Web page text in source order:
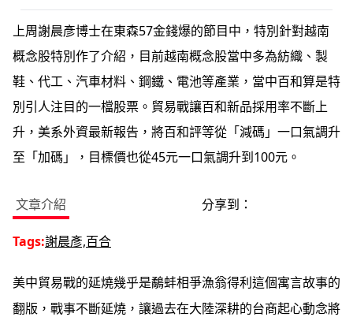
上周謝晨彥博士在東森57金錢爆的節目中，特別針對越南
概念股特別作了介紹，目前越南概念股當中多為紡織、製
鞋、代工、汽車材料、鋼鐵、電池等產業，當中百和算是特
別引人注目的一檔股票。貿易戰讓百和新品採用率不斷上
升，美系外資最新報告，將百和評等從「減碼」一口氣調升
至「加碼」，目標價也從45元一口氣調升到100元。
文章介紹 分享到：
Tags:謝晨彥,百合
美中貿易戰的延燒幾乎是鷸蚌相爭漁翁得利這個寓言故事的
翻版，戰事不斷延燒，讓過去在大陸深耕的台商起心動念將